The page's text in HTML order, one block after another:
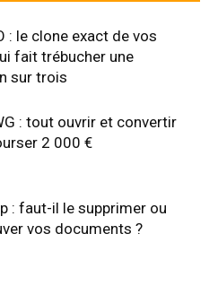
: le clone exact de vos
fait trébucher une
sur trois
: tout ouvrir et convertir
2 000 €
: faut-il le supprimer ou
vos documents ?